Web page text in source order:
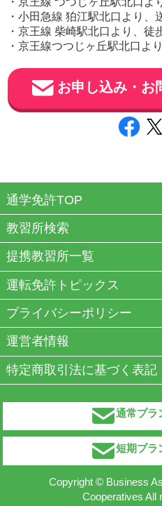
・小田急線 狛江駅北口より、
・京王線 柴崎駅北口より、徒
・京王線つつじヶ丘駅北口よ
お申し込み・お
通学免許TOP
教習所検索
提携教習所一覧
運転免許トピックス
プライバシーポリシー
運営者情報
特定商取引法に基づく表記
通常プラ
短期プラ
Copyright © Business
Cooperatives All